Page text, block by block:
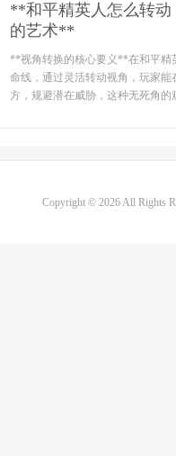
**和平精英人怎么转
的艺术**
**视角转换的核心要义**在和平精
命线，通过灵活转动视角，玩家
方，规避潜在威胁，这种无死角
Copyright © 2026 All Rights